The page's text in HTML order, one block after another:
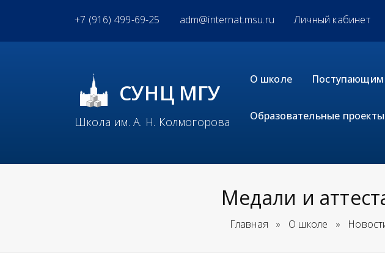
+7 (916) 499-69-25 adm@internat.msu.ru Личный кабинет
СУНЦ МГУ
Школа им. А. Н. Колмогорова
О школе Поступающим
Образовательные проекты
Медали и
Главная » О школе »